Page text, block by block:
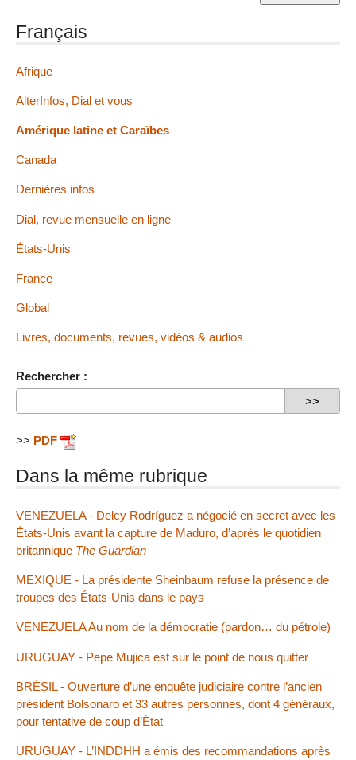
Français
Afrique
AlterInfos, Dial et vous
Amérique latine et Caraïbes
Canada
Dernières infos
Dial, revue mensuelle en ligne
États-Unis
France
Global
Livres, documents, revues, vidéos & audios
Rechercher :
>> PDF
Dans la même rubrique
VENEZUELA - Delcy Rodríguez a négocié en secret avec les
États-Unis avant la capture de Maduro, d’après le quotidien
britannique The Guardian
MEXIQUE - La présidente Sheinbaum refuse la présence de
troupes des États-Unis dans le pays
VENEZUELA Au nom de la démocratie (pardon… du pétrole)
URUGUAY - Pepe Mujica est sur le point de nous quitter
BRÉSIL - Ouverture d’une enquête judiciaire contre l’ancien
président Bolsonaro et 33 autres personnes, dont 4 généraux,
pour tentative de coup d’État
URUGUAY - L’INDDHH a émis des recommandations après